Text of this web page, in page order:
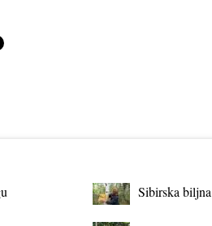
Sibirska